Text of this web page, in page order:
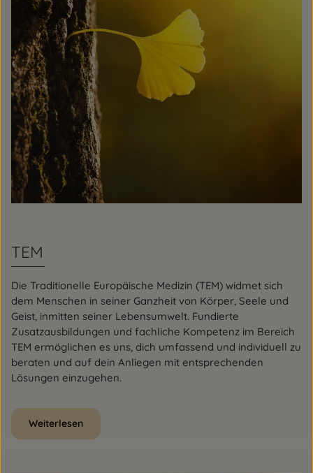
TEM
Die Traditionelle Europäische Medizin (TEM) widmet sich
dem Menschen in seiner Ganzheit von Körper, Seele und
Geist, inmitten seiner Lebensumwelt. Fundierte
Zusatzausbildungen und fachliche Kompetenz im Bereich
TEM ermöglichen es uns, dich umfassend und individuell zu
beraten und auf dein Anliegen mit entsprechenden
Lösungen einzugehen.
Weiterlesen